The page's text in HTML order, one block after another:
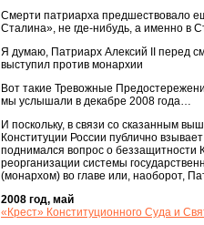
Смерти патриарха предшествовало
Сталина», не где-нибудь, а именно в
Я думаю, Патриарх Алексий II перед
выступил против монархии
Вот такие Тревожные
мы услышали в декабре 2008 года…
И поскольку, в связи со сказанным
Конституции России публично
поднимался вопрос о беззащитности
реорганизации системы
(монархом) во главе или, наоборот,
2008 год, май
«Крест» Конституционного Суда и